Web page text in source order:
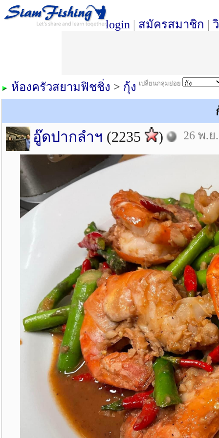
login | สมัครสมาชิก |
เปลี่ยนกลุ่มย่อย
ห้องครัวสยามฟิชชิ่ง > กุ้ง
อู๊ดปากลำฯ (2235 ) 26 พ.ย